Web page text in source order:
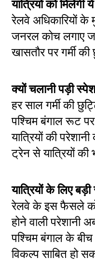
यात्रियों को मिलेंगी
रेलवे अधिकारियों
जनरल कोच लगाए
खासतौर पर गर्मी
क्यों चलानी पड़ी
हर साल गर्मी की
पश्चिम बंगाल रूट
यात्रियों की
ट्रेन से यात्रियों
यात्रियों के लिए बड़ी
रेलवे के इस फैसले को
होने वाली परेशानी
पश्चिम बंगाल के
विकल्प साबित हो